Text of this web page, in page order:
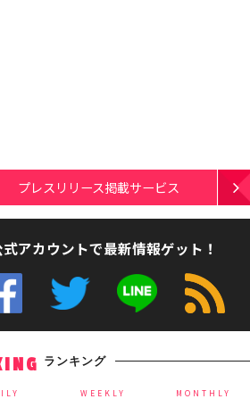
プレスリリース掲載サービス
アカウントで最新情報ゲット！
ランキング
WEEKLY MONTHLY